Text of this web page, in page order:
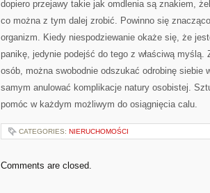
dopiero przejawy takie jak omdlenia są znakiem,
co można z tym dalej zrobić. Powinno się
organizm. Kiedy niespodziewanie okaże się, że
panikę, jedynie podejść do tego z właściwą
osób, można swobodnie odszukać odrobinę siebie
samym anulować komplikacje natury osobistej.
pomóc w każdym możliwym do osiągnięcia calu.
CATEGORIES: NIERUCHOMOŚCI
Comments are closed.